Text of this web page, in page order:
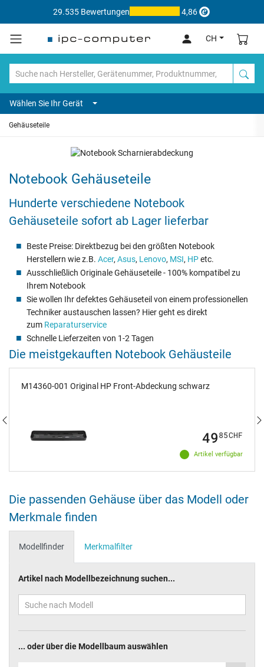
29.535 Bewertungen 4,86
CH
Wählen Sie Ihr Gerät
Gehäuseteile
Notebook Gehäuseteile
Hunderte verschiedene Notebook
Gehäuseteile sofort ab Lager lieferbar
Beste Preise: Direktbezug bei den größten Notebook
Herstellern wie z.B. Acer, Asus, Lenovo, MSI, HPetc.
Ausschließlich Originale Gehäuseteile - 100% kompatibel zu
Ihrem Notebook
Sie wollen Ihr defektes Gehäuseteil von einem professionellen
Techniker austauschen lassen? Hier geht es direkt
zum Reparaturservice
Schnelle Lieferzeiten von 1-2 Tagen
Die meistgekauften Notebook Gehäusteile
M14360-001 Original HP Front-Abdeckung schwarz
Artikel verfügbar
4985CHF
Die passenden Gehäuse über das Modell oder
Merkmale finden
Modellfinder Merkmalfilter
Artikel nach Modellbezeichnung suchen...
... oder über die Modellbaum auswählen